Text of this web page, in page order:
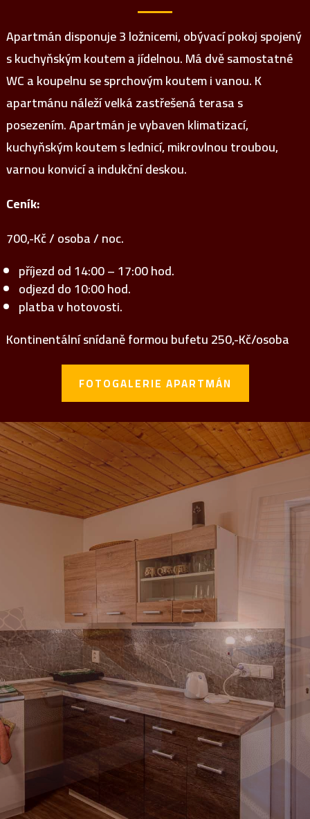
Apartmán disponuje 3 ložnicemi, obývací pokoj spojený
s kuchyňským koutem a jídelnou. Má dvě samostatné
WC a koupelnu se sprchovým koutem i vanou. K
apartmánu náleží velká zastřešená terasa s
posezením. Apartmán je vybaven klimatizací,
kuchyňským koutem s lednicí, mikrovlnou troubou,
varnou konvicí a indukční deskou.
Ceník:
700,-Kč / osoba / noc.
příjezd od 14:00 – 17:00 hod.
odjezd do 10:00 hod.
platba v hotovosti.
Kontinentální snídaně formou bufetu 250,-Kč/osoba
FOTOGALERIE APARTMÁN